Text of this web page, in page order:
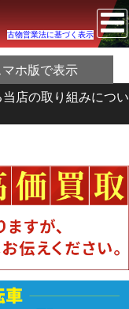
古物営業法に基づく表示
マホ版で表示
当店の取り組みについ